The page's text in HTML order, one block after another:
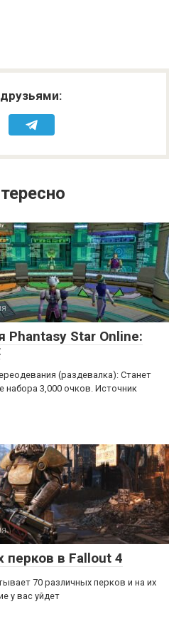
Phantasy Star Online:
(раздевалка): Станет
набора 3,000 очков. Источник
перков в Fallout 4
70 различных перков и на их
у вас уйдет